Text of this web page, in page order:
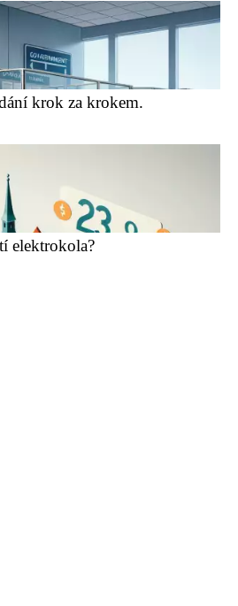
krok za krokem.
elektrokola?